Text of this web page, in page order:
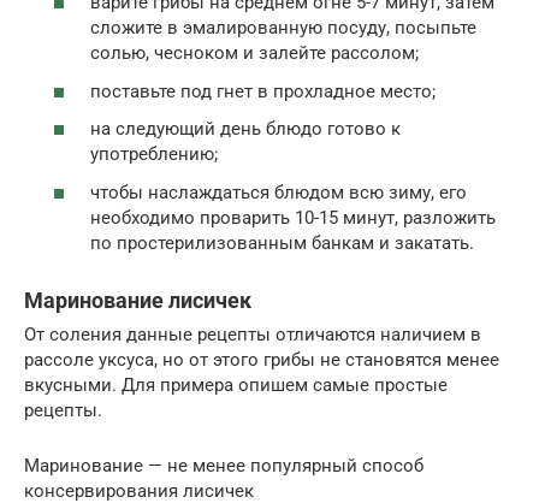
сложите в эмалированную посуду, посыпьте
солью, чесноком и залейте рассолом;
поставьте под гнет в прохладное место;
на следующий день блюдо готово к
употреблению;
чтобы наслаждаться блюдом всю зиму, его
необходимо проварить 10-15 минут, разложить
по простерилизованным банкам и закатать.
Маринование лисичек
От соления данные рецепты отличаются наличием в
рассоле уксуса, но от этого грибы не становятся менее
вкусными. Для примера опишем самые простые
рецепты.
Маринование — не менее популярный способ
консервирования лисичек